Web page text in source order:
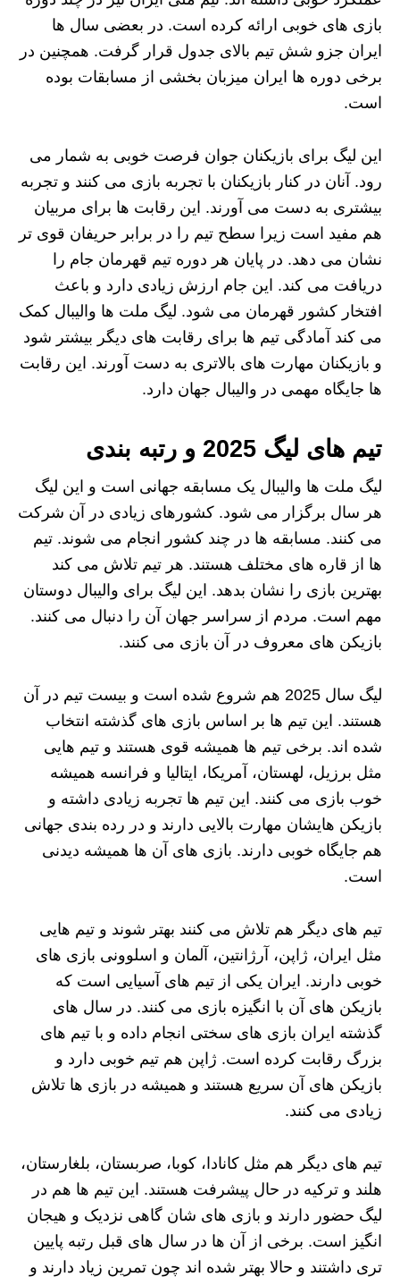
بازی‌ های خوبی ارائه کرده است. در بعضی سال‌ ها
ایران جزو شش تیم بالای جدول قرار گرفت. همچنین در
برخی دوره‌ ها ایران میزبان بخشی از مسابقات بوده
است.
این لیگ برای بازیکنان جوان فرصت خوبی به شمار می‌
رود. آنان در کنار بازیکنان با تجربه بازی می‌ کنند و تجربه
بیشتری به دست می‌ آورند. این رقابت‌ ها برای مربیان
هم مفید است زیرا سطح تیم را در برابر حریفان قوی‌ تر
نشان می‌ دهد. در پایان هر دوره تیم قهرمان جام را
دریافت می‌ کند. این جام ارزش زیادی دارد و باعث
افتخار کشور قهرمان می‌ شود. لیگ ملت‌ ها والیبال کمک
می‌ کند آمادگی تیم‌ ها برای رقابت‌ های دیگر بیشتر شود
و بازیکنان مهارت‌ های بالاتری به دست آورند. این رقابت‌
ها جایگاه مهمی در والیبال جهان دارد.
تیم های لیگ 2025 و رتبه بندی
لیگ ملت‌ ها والیبال یک مسابقه جهانی است و این لیگ
هر سال برگزار می‌ شود. کشورهای زیادی در آن شرکت
می‌ کنند. مسابقه‌ ها در چند کشور انجام می‌ شوند. تیم‌
ها از قاره‌ های مختلف هستند. هر تیم تلاش می‌ کند
بهترین بازی را نشان بدهد. این لیگ برای والیبال دوستان
مهم است. مردم از سراسر جهان آن را دنبال می‌ کنند.
بازیکن‌ های معروف در آن بازی می‌ کنند.
لیگ سال 2025 هم شروع شده است و بیست تیم در آن
هستند. این تیم‌ ها بر اساس بازی‌ های گذشته انتخاب
شده‌ اند. برخی تیم‌ ها همیشه قوی هستند و تیم‌ هایی
مثل برزیل، لهستان، آمریکا، ایتالیا و فرانسه همیشه
خوب بازی می‌ کنند. این تیم‌ ها تجربه زیادی داشته و
بازیکن‌ هایشان مهارت بالایی دارند و در رده‌ بندی جهانی
هم جایگاه خوبی دارند. بازی‌ های آن‌ ها همیشه دیدنی
است.
تیم‌ های دیگر هم تلاش می‌ کنند بهتر شوند و تیم‌ هایی
مثل ایران، ژاپن، آرژانتین، آلمان و اسلوونی بازی‌ های
خوبی دارند. ایران یکی از تیم‌ های آسیایی است که
بازیکن‌ های آن با انگیزه بازی می‌ کنند. در سال‌ های
گذشته ایران بازی‌ های سختی انجام داده و با تیم‌ های
بزرگ رقابت کرده است. ژاپن هم تیم خوبی دارد و
بازیکن‌ های آن سریع هستند و همیشه در بازی‌ ها تلاش
زیادی می‌ کنند.
تیم‌ های دیگر هم مثل کانادا، کوبا، صربستان، بلغارستان،
هلند و ترکیه در حال پیشرفت هستند. این تیم‌ ها هم در
لیگ حضور دارند و بازی‌ های شان گاهی نزدیک و هیجان‌
انگیز است. برخی از آن‌ ها در سال‌ های قبل رتبه پایین‌
تری داشتند و حالا بهتر شده‌ اند چون تمرین زیاد دارند و